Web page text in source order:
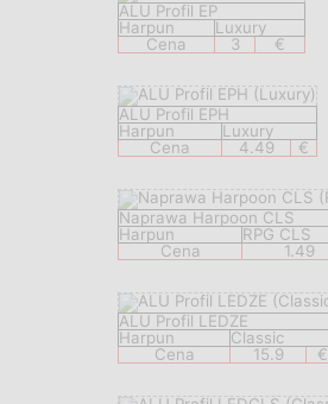
ALU Profil EP
Harpun
Luxury
Cena
3 €
ALU Profil EPH
Harpun
Luxury
Cena
4.49 €
Naprawa Harpoon CLS
Harpun
RPG CLS
Cena
1.49
ALU Profil LEDZE
Harpun
Classic
Cena
15.9 €